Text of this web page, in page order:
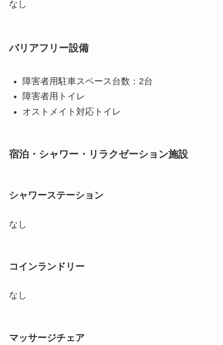
なし
バリアフリー設備
障害者用駐車スペース台数：2台
障害者用トイレ
オストメイト対応トイレ
宿泊・シャワー・リラクゼーション施設
シャワーステーション
なし
コインランドリー
なし
マッサージチェア